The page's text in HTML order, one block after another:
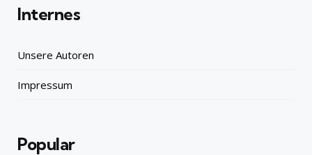
Internes
Unsere Autoren
Impressum
Popular